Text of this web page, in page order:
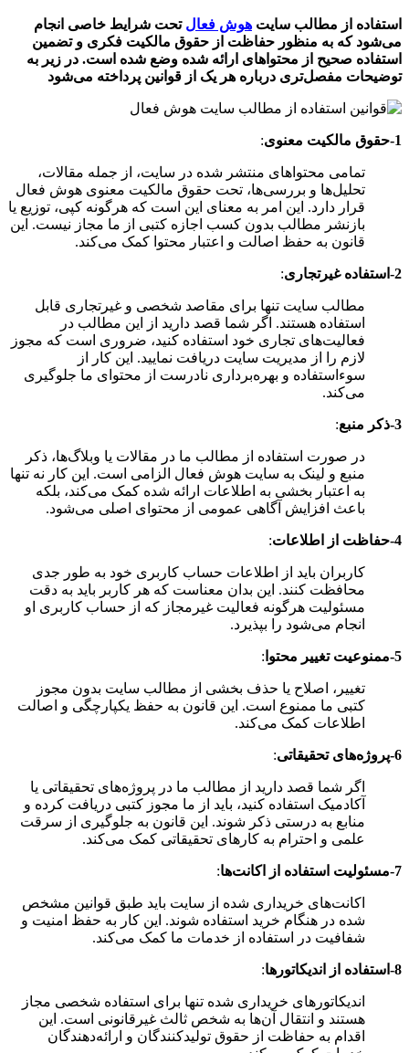
استفاده از مطالب سایت هوش فعال تحت شرایط خاصی انجام
می‌شود که به منظور حفاظت از حقوق مالکیت فکری و تضمین
استفاده صحیح از محتواهای ارائه شده وضع شده است. در زیر به
توضیحات مفصل‌تری درباره هر یک از قوانین پرداخته می‌شود
1-حقوق مالکیت معنوی :
تمامی محتواهای منتشر شده در سایت، از جمله مقالات،
تحلیل‌ها و بررسی‌ها، تحت حقوق مالکیت معنوی هوش فعال
قرار دارد. این امر به معنای این است که هرگونه کپی، توزیع یا
بازنشر مطالب بدون کسب اجازه کتبی از ما مجاز نیست. این
قانون به حفظ اصالت و اعتبار محتوا کمک می‌کند.
2-استفاده غیرتجاری :
مطالب سایت تنها برای مقاصد شخصی و غیرتجاری قابل
استفاده هستند. اگر شما قصد دارید از این مطالب در
فعالیت‌های تجاری خود استفاده کنید، ضروری است که مجوز
لازم را از مدیریت سایت دریافت نمایید. این کار از
سوءاستفاده و بهره‌برداری نادرست از محتوای ما جلوگیری
می‌کند.
3-ذکر منبع :
در صورت استفاده از مطالب ما در مقالات یا وبلاگ‌ها، ذکر
منبع و لینک به سایت هوش فعال الزامی است. این کار نه تنها
به اعتبار بخشی به اطلاعات ارائه شده کمک می‌کند، بلکه
باعث افزایش آگاهی عمومی از محتوای اصلی می‌شود.
4-حفاظت از اطلاعات :
کاربران باید از اطلاعات حساب کاربری خود به طور جدی
محافظت کنند. این بدان معناست که هر کاربر باید به دقت
مسئولیت هرگونه فعالیت غیرمجاز که از حساب کاربری او
انجام می‌شود را بپذیرد.
5-ممنوعیت تغییر محتوا :
تغییر، اصلاح یا حذف بخشی از مطالب سایت بدون مجوز
کتبی ما ممنوع است. این قانون به حفظ یکپارچگی و اصالت
اطلاعات کمک می‌کند.
6-پروژه‌های تحقیقاتی :
اگر شما قصد دارید از مطالب ما در پروژه‌های تحقیقاتی یا
آکادمیک استفاده کنید، باید از ما مجوز کتبی دریافت کرده و
منابع به درستی ذکر شوند. این قانون به جلوگیری از سرقت
علمی و احترام به کارهای تحقیقاتی کمک می‌کند.
7-مسئولیت استفاده از اکانت‌ها :
اکانت‌های خریداری شده از سایت باید طبق قوانین مشخص
شده در هنگام خرید استفاده شوند. این کار به حفظ امنیت و
شفافیت در استفاده از خدمات ما کمک می‌کند.
8-استفاده از اندیکاتورها :
اندیکاتورهای خریداری شده تنها برای استفاده شخصی مجاز
هستند و انتقال آن‌ها به شخص ثالث غیرقانونی است. این
اقدام به حفاظت از حقوق تولیدکنندگان و ارائه‌دهندگان